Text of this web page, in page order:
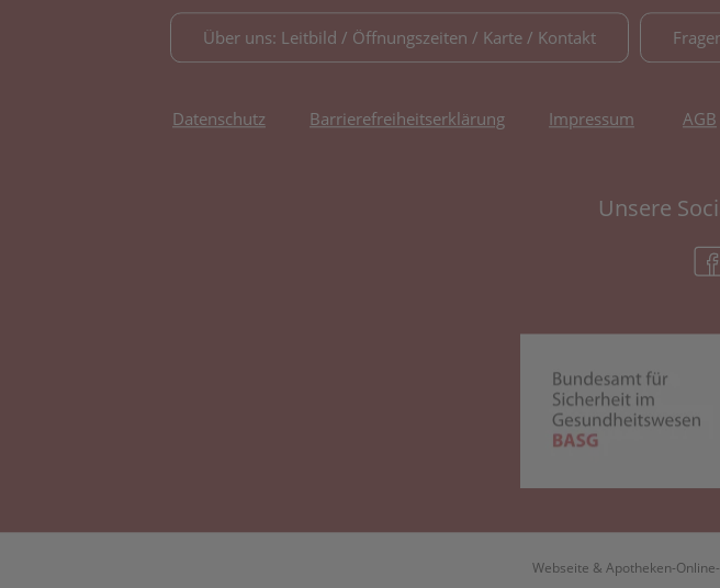
Über uns: Leitbild / Öffnungszeiten / Karte / Kontakt
Datenschutz Barrierefreiheitserklärung Impressum AGB
Unsere
Webseite & Apotheken-